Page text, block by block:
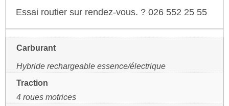
Essai routier sur rendez-vous. ? 026 552 25 55
Carburant
Hybride rechargeable essence/électrique
Traction
4 roues motrices